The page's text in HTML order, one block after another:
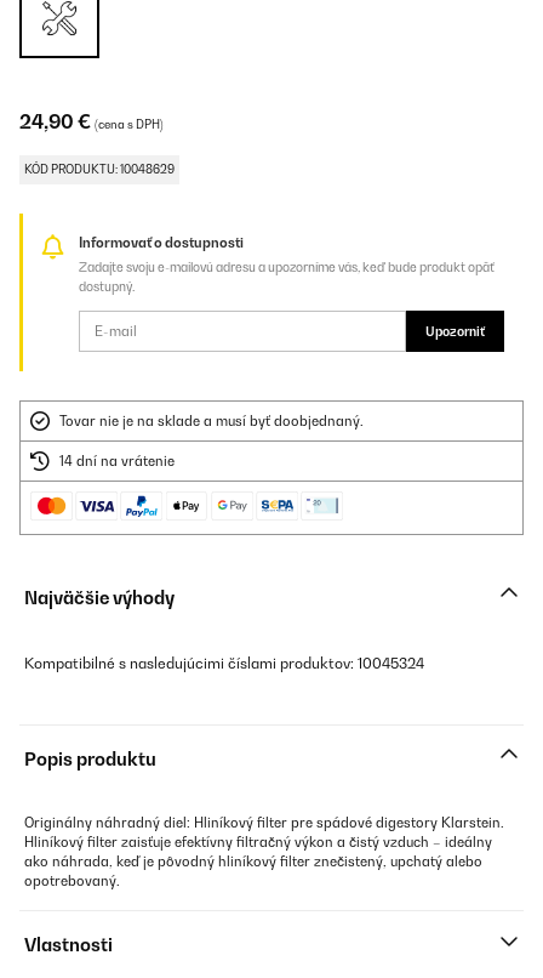
24,90 € (cena s DPH)
KÓD PRODUKTU: 10048629
Informovať o dostupnosti
Zadajte svoju e-mailovú adresu a upozorníme vás, keď bude produkt opäť
dostupný.
Upozorniť
Tovar nie je na sklade a musí byť doobjednaný.
14 dní na vrátenie
Najväčšie výhody
Kompatibilné s nasledujúcimi číslami produktov: 10045324
Popis produktu
Originálny náhradný diel: Hliníkový filter pre spádové digestory Klarstein.
Hliníkový filter zaisťuje efektívny filtračný výkon a čistý vzduch – ideálny
ako náhrada, keď je pôvodný hliníkový filter znečistený, upchatý alebo
opotrebovaný.
Vlastnosti